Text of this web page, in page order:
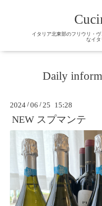
イタリア北東部のフリウリ・
なイタ
Daily
2024 /06 / 25 15:28
NEW スプマンテ